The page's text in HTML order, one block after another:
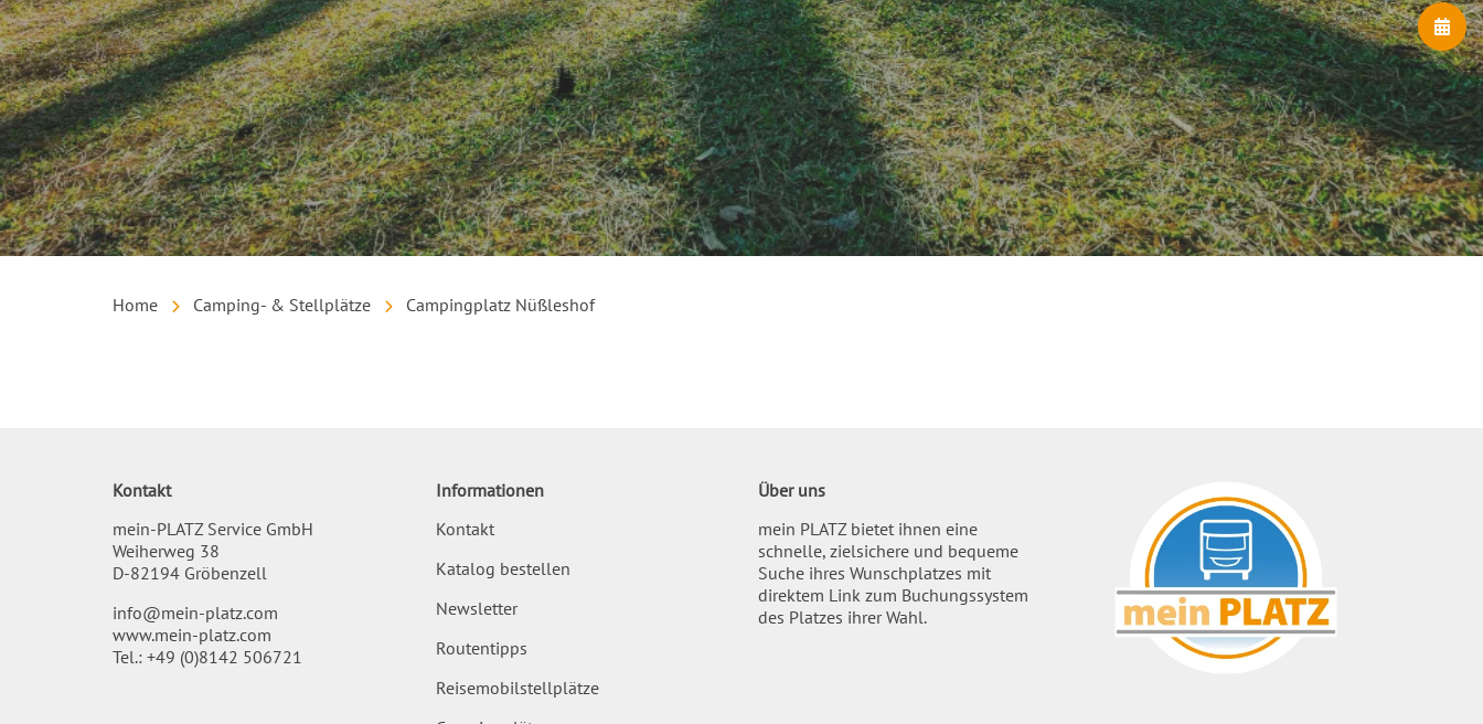
Home Camping- & Stellplätze Campingplatz Nüßleshof
Kontakt
mein-PLATZ Service GmbH
Weiherweg 38
D-82194 Gröbenzell
info@mein-platz.com
www.mein-platz.com
Tel.: +49 (0)8142 506721
Informationen
Kontakt
Katalog bestellen
Newsletter
Routentipps
Reisemobilstellplätze
Über uns
mein PLATZ bietet ihnen eine
schnelle, zielsichere und bequeme
Suche ihres Wunschplatzes mit
direktem Link zum Buchungssystem
des Platzes ihrer Wahl.